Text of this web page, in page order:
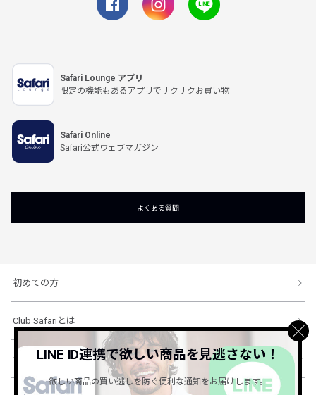
Safari Lounge アプリ
限定の機能もあるアプリでサクサクお買い物
Safari Online
Safari公式ウェブマガジン
よくある質問
初めての方
Club Safariとは
ショッピングガイド
LINE ID連携で欲しい商品を見逃さない！
欲しい商品の買い逃しを防ぐ便利な通知をお届けします。